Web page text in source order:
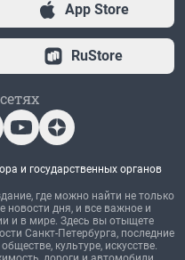
App Store
RuStore
и государственных органов
где можно найти не только
новости дня, и все важное и
и в мире. Здесь вы отыщете
Санкт-Петербурга, последние
культуре, искусстве.